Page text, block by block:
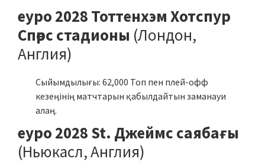
еуро 2028 Тоттенхэм Хотспур
Спөрс стадионы (Лондон,
Англия)
Сыйымдылығы: 62,000 Топ пен плей-офф
кезеңінің матчтарын қабылдайтын заманауи
алаң.
еуро 2028 St. Джеймс саябағы
(Ньюкасл, Англия)